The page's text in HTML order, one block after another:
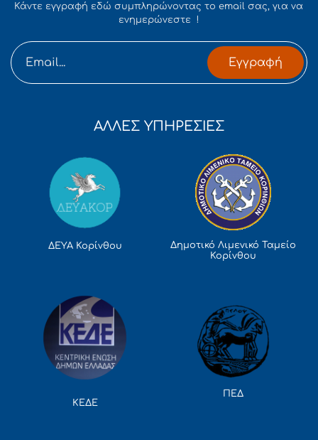
Κάντε εγγραφή εδώ συμπληρώνοντας το email σας, για να
ενημερώνεστε !
Εγγραφή
ΑΛΛΕΣ ΥΠΗΡΕΣΙΕΣ
ΔΕΥΑ Κορίνθου
Δημοτικό Λιμενικό Ταμείο
Κορίνθου
ΚΕΔΕ
ΠΕΔ